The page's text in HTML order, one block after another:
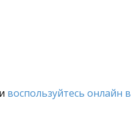
воспользуйтесь онлайн